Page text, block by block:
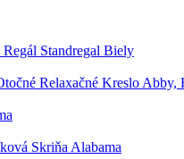
Standregal Biely
Relaxačné Kreslo Abby,
Skriňa Alabama